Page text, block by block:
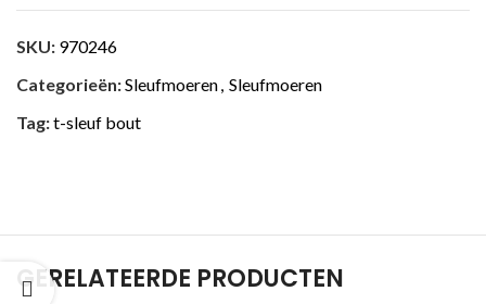
SKU: 970246
Categorieën:Sleufmoeren, Sleufmoeren
Tag:t-sleuf bout
GERELATEERDE PRODUCTEN